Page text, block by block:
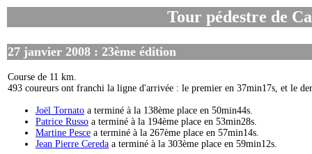
Tour pédestre de
27 janvier 2008 : 23ème édition
Course de 11 km.
493 coureurs ont franchi la ligne d'arrivée : le premier en 37min17s, et le
Joël Tornato a terminé à la 138ème place en 50min44s.
Patrice Russo a terminé à la 194ème place en 53min28s.
Martine Pesce a terminé à la 267ème place en 57min14s.
Jean Pierre Cereda a terminé à la 303ème place en 59min12s.